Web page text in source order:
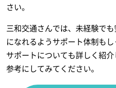
さい。
三和交通さんでは、未経験で
になれるようサポート体制もし
サポートについても詳しく紹
参考にしてみてください。